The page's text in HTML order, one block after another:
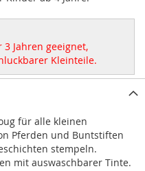
Jahren geeignet,
Kleinteile.
für alle kleinen
Pferden und Buntstiften
stempeln.
mit auswaschbarer Tinte.